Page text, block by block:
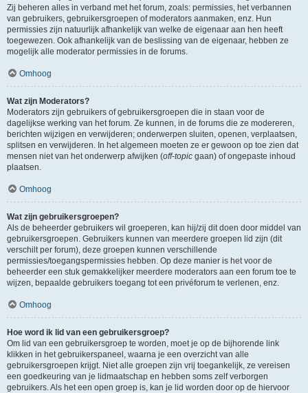
Zij beheren alles in verband met het forum, zoals: permissies, het verbannen
van gebruikers, gebruikersgroepen of moderators aanmaken, enz. Hun
permissies zijn natuurlijk afhankelijk van welke de eigenaar aan hen heeft
toegewezen. Ook afhankelijk van de beslissing van de eigenaar, hebben ze
mogelijk alle moderator permissies in de forums.
Omhoog
Wat zijn Moderators?
Moderators zijn gebruikers of gebruikersgroepen die in staan voor de
dagelijkse werking van het forum. Ze kunnen, in de forums die ze modereren,
berichten wijzigen en verwijderen; onderwerpen sluiten, openen, verplaatsen,
splitsen en verwijderen. In het algemeen moeten ze er gewoon op toe zien dat
mensen niet van het onderwerp afwijken (off-topic gaan) of ongepaste inhoud
plaatsen.
Omhoog
Wat zijn gebruikersgroepen?
Als de beheerder gebruikers wil groeperen, kan hij/zij dit doen door middel van
gebruikersgroepen. Gebruikers kunnen van meerdere groepen lid zijn (dit
verschilt per forum), deze groepen kunnen verschillende
permissies/toegangspermissies hebben. Op deze manier is het voor de
beheerder een stuk gemakkelijker meerdere moderators aan een forum toe te
wijzen, bepaalde gebruikers toegang tot een privéforum te verlenen, enz.
Omhoog
Hoe word ik lid van een gebruikersgroep?
Om lid van een gebruikersgroep te worden, moet je op de bijhorende link
klikken in het gebruikerspaneel, waarna je een overzicht van alle
gebruikersgroepen krijgt. Niet alle groepen zijn vrij toegankelijk, ze vereisen
een goedkeuring van je lidmaatschap en hebben soms zelf verborgen
gebruikers. Als het een open groep is, kan je lid worden door op de hiervoor